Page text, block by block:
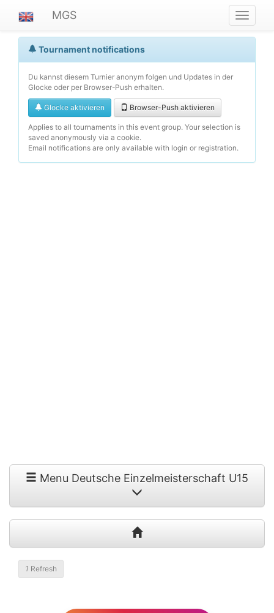
ein-/
MGS
Tournament notifications
Du kannst diesem Turnier anonym folgen und Updates in der
Glocke oder per Browser-Push erhalten.
Glocke aktivieren Browser-Push aktivieren
Applies to all tournaments in this event group. Your selection is
saved anonymously via a cookie.
Email notifications are only available with login or registration.
1 Refresh